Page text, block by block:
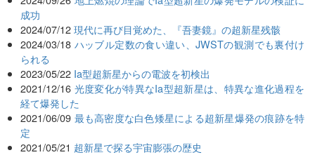
成功
2024/07/12 現代に再び目覚めた、『吾妻鏡』の超新星残骸
2024/03/18 ハッブル定数の食い違い、JWSTの観測でも裏付け
られる
2023/05/22 Ia型超新星からの電波を初検出
2021/12/16 光度変化が特異なIa型超新星は、特異な進化過程を
経て爆発した
2021/06/09 最も高密度な白色矮星による超新星爆発の痕跡を特
定
2021/05/21 超新星で探る宇宙膨張の歴史